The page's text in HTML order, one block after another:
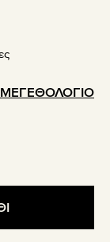
ΜΕΓΕΘΟΛΟΓΙΟ